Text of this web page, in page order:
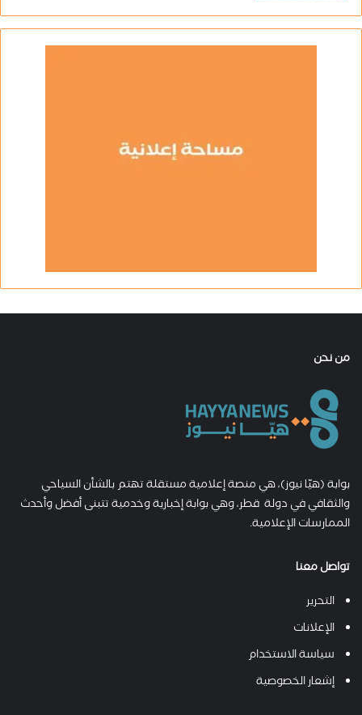
من نحن
بوابة (هيّا نيوز)، هي منصة إعلامية مستقلة تهتم بالشأن السياحي
والثقافي في دولة قطر، وهي بوابة إخبارية وخدمية تتبنى أفضل وأحدث
الممارسات الإعلامية.
تواصل معنا
التحرير
الإعلانات
سياسة الاستخدام
إشعار الخصوصية